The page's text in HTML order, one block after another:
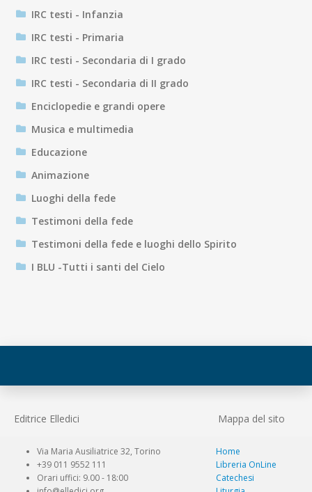
IRC testi - Infanzia
IRC testi - Primaria
IRC testi - Secondaria di I grado
IRC testi - Secondaria di II grado
Enciclopedie e grandi opere
Musica e multimedia
Educazione
Animazione
Luoghi della fede
Testimoni della fede
Testimoni della fede e luoghi dello Spirito
I BLU -Tutti i santi del Cielo
Editrice Elledici Mappa del sito
Via Maria Ausiliatrice 32, Torino
+39 011 9552 111
Orari uffici: 9.00 - 18:00
Home
Libreria OnLine
Catechesi